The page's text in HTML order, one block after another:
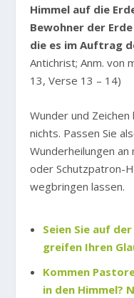
Himmel auf die
Bewohner der
die es im Auftrag
Antichrist; Anm. von
13, Verse 13 – 14)
Wunder und
nichts. Passen Sie
Wunderheilungen
oder Schutzpatron-
wegbringen lassen.
Seien Sie auf
greifen Ihren
Kommen
in den Himmel?